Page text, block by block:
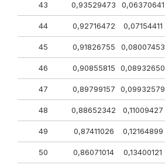
43 0,93529473 0,06370641
44 0,92716472 0,07154411
45 0,91826755 0,08007453
46 0,90855815 0,08932650
47 0,89799157 0,09932579
48 0,88652342 0,11009427
49 0,87411026 0,12164899
50 0,86071014 0,13400121